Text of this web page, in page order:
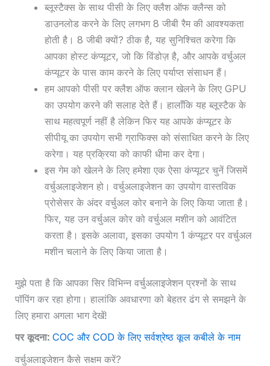
ब्लूस्टैक्स के साथ पीसी के लिए क्लैश ऑफ क्लैन्स को
डाउनलोड करने के लिए लगभग 8 जीबी रैम की आवश्यकता
होती है। 8 जीबी क्यों? ठीक है, यह सुनिश्चित करेगा कि
आपका होस्ट कंप्यूटर, जो कि विंडोज़ है, और आपके वर्चुअल
कंप्यूटर के पास काम करने के लिए पर्याप्त संसाधन हैं।
हम आपको पीसी पर क्लैश ऑफ क्लान खेलने के लिए GPU
का उपयोग करने की सलाह देते हैं। हालाँकि यह ब्लूस्टैक के
साथ महत्वपूर्ण नहीं है लेकिन फिर यह आपके कंप्यूटर के
सीपीयू का उपयोग सभी ग्राफिक्स को संसाधित करने के लिए
करेगा। यह प्रक्रिया को काफी धीमा कर देगा।
इस गेम को खेलने के लिए हमेशा एक ऐसा कंप्यूटर चुनें जिसमें
वर्चुअलाइजेशन हो। वर्चुअलाइजेशन का उपयोग वास्तविक
प्रोसेसर के अंदर वर्चुअल कोर बनाने के लिए किया जाता है।
फिर, यह उन वर्चुअल कोर को वर्चुअल मशीन को आवंटित
करता है। इसके अलावा, इसका उपयोग 1 कंप्यूटर पर वर्चुअल
मशीन चलाने के लिए किया जाता है।
मुझे पता है कि आपका सिर विभिन्न वर्चुअलाइजेशन प्रश्नों के साथ
पॉपिंग कर रहा होगा। हालांकि अवधारणा को बेहतर ढंग से समझने के
लिए हमारा अगला भाग देखें!
पर कूदना: COC और COD के लिए सर्वश्रेष्ठ कूल कबीले के नाम
वर्चुअलाइजेशन कैसे सक्षम करें?